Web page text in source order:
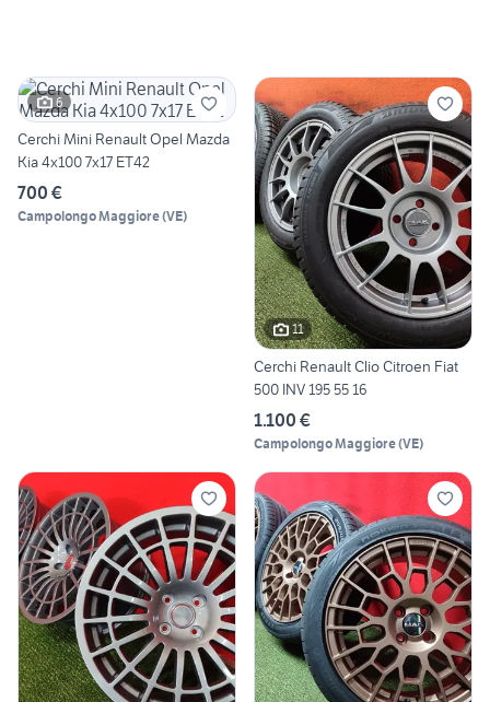
6
Cerchi Mini Renault Opel Mazda
Kia 4x100 7x17 ET42
700 €
Campolongo Maggiore(VE)
11
Cerchi Renault Clio Citroen Fiat
500 INV 195 55 16
1.100 €
Campolongo Maggiore(VE)